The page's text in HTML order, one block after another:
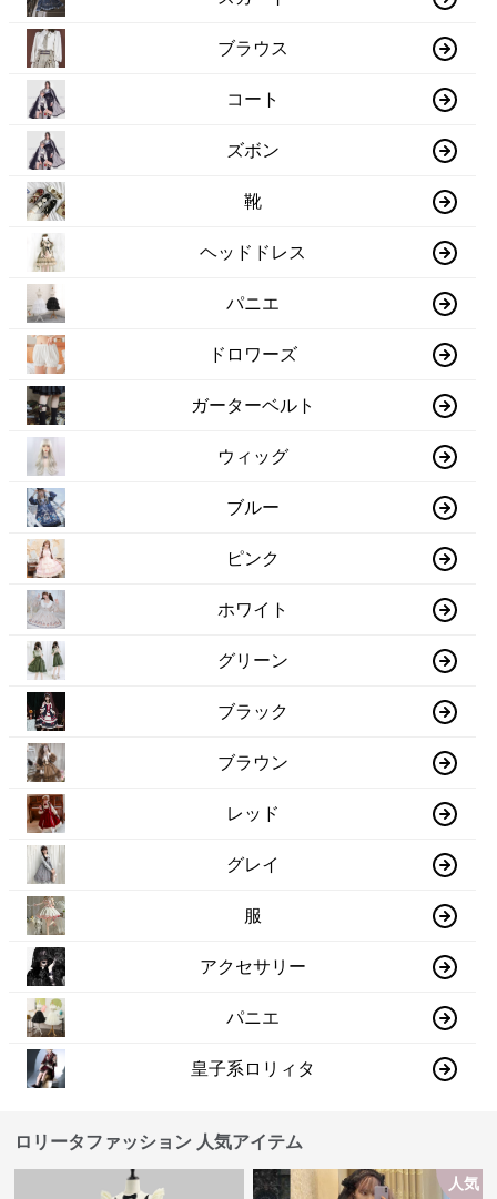
ブラウス
コート
ズボン
靴
ヘッドドレス
パニエ
ドロワーズ
ガーターベルト
ウィッグ
ブルー
ピンク
ホワイト
グリーン
ブラック
ブラウン
レッド
グレイ
服
アクセサリー
パニエ
皇子系ロリィタ
ロリータファッション 人気アイテム
人気